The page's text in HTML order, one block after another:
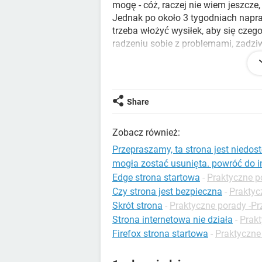
mogę - cóż, raczej nie wiem
Jednak po około 3 tygodniach
trzeba włożyć wysiłek, aby się
radzeniu sobie z problemami,
wpadkami, gdy Próbuję zrobić coś
Czy masz jakieś wskazówki, jak
Chcę wycisnąć go na maksa i
„człowiekiem od kodu”, a
ale poprawianie, optymalizacja,
komputer i inne urządzenia, wydaje
bardzo lubię Linuksa, ponieważ nie
Czy uważasz też, że trudno jest
bardzo szerokie pytanie, ale
nadzieję, że wybaczysz mi moją
które pomogło ci nauczyć się
Share
Zobacz również:
Przepraszamy, ta strona jest
mogła zostać usunięta. powróć do
Edge strona startowa - Praktyczne
Czy strona jest bezpieczna -
Skrót strona - Praktyczne porady -
Strona internetowa nie działa -
Firefox strona startowa -